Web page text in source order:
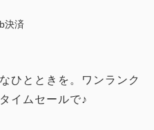
決済
ひとときを。ワンランク
イムセールで♪